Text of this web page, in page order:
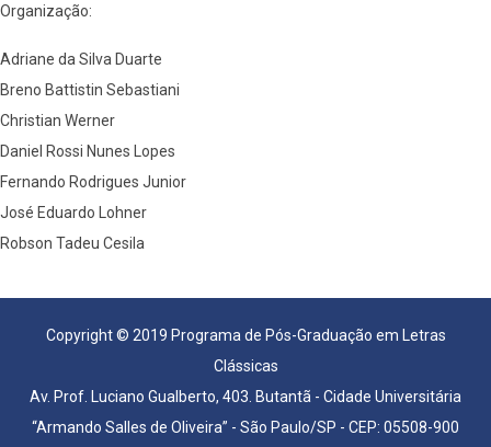
Organização:
Adriane da Silva Duarte
Breno Battistin Sebastiani
Christian Werner
Daniel Rossi Nunes Lopes
Fernando Rodrigues Junior
José Eduardo Lohner
Robson Tadeu Cesila
Copyright © 2019 Programa de Pós-Graduação em Letras
Clássicas
Av. Prof. Luciano Gualberto, 403. Butantã - Cidade Universitária
“Armando Salles de Oliveira” - São Paulo/SP - CEP: 05508-900